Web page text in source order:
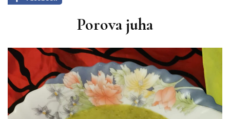
Porova juha